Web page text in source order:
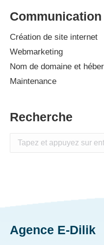
Communication
Création de site internet
Webmarketing
Nom de domaine et
Maintenance
Recherche
Recherche
Agence E-Dilik